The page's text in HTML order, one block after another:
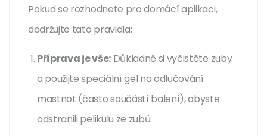
Pokud se rozhodnete pro domácí aplikaci,
dodržujte tato pravidla:
Příprava je vše:Důkladně si vyčistěte zuby
a použijte speciální gel na odlučování
mastnot (často součástí balení), abyste
odstranili pelikulu ze zubů.